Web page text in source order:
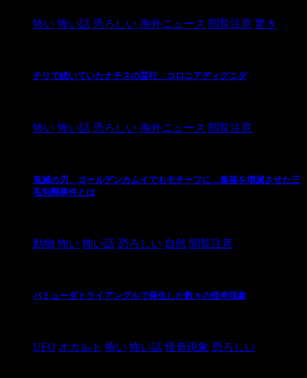
怖い 怖い話 恐ろしい 海外ニュース 閲覧注意 驚き
チリで続いていたナチスの蛮行、コロニアディグニダ
怖い 怖い話 恐ろしい 海外ニュース 閲覧注意
鬼滅の刃、ゴールデンカムイでもモチーフに…集落を壊滅させた三
毛別羆事件とは
動物 怖い 怖い話 恐ろしい 自然 閲覧注意
バミューダトライアングルで発生した数々の怪奇現象
UFO オカルト 怖い 怖い話 怪奇現象 恐ろしい